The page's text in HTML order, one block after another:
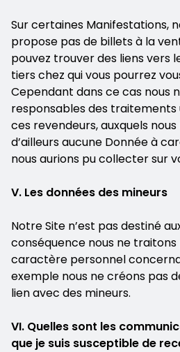
Sur certaines Manifestations,
propose pas de billets à la
pouvez trouver des liens vers
tiers chez qui vous pourrez
Cependant dans ce cas nous
responsables des
ces revendeurs, auxquels
d’ailleurs aucune Donnée à
nous aurions pu collecter sur
V. Les données des mineurs
Notre Site n’est pas destiné
conséquence nous ne traitons
caractère personnel
exemple nous ne créons pas
lien avec des mineurs.
VI. Quelles sont les
que je suis susceptible de